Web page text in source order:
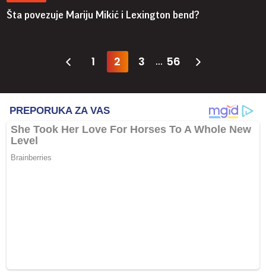
Šta povezuje Mariju Mikić i Lexington bend?
1 2 3 ... 56